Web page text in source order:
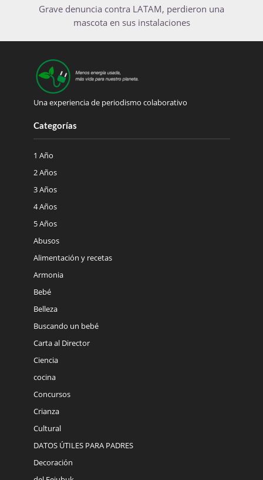
Grave denuncia contra LATAM, perdieron una
mascota en sus instalaciones
Una experiencia de periodismo colaborativo
Categorías
1 Año
2 Años
3 Años
4 Años
5 Años
Abusos
Alimentación y recetas
Armonia
Bebé
Belleza
Buscando un bebé
Carta al Director
Ciencia
cocina
Concursos
Crianza
Cultural
DATOS ÚTILES PARA PADRES
Decoración